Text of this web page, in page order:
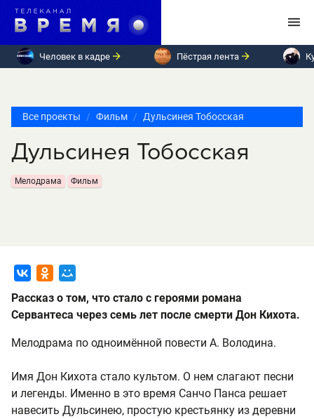
Человек в кадре Пёстрая лента
Все проекты Фильм Дульсинея Тобосская
Дульсинея Тобосская
Мелодрама Фильм
Рассказ о том, что стало с героями романа
Сервантеса через семь лет после смерти Дон Кихота.
Мелодрама по одноимённой повести А. Володина.
Имя Дон Кихота стало культом. О нем слагают песни
и легенды. Именно в это время Санчо Панса решает
навесить Дульсинею, простую крестьянку из деревни